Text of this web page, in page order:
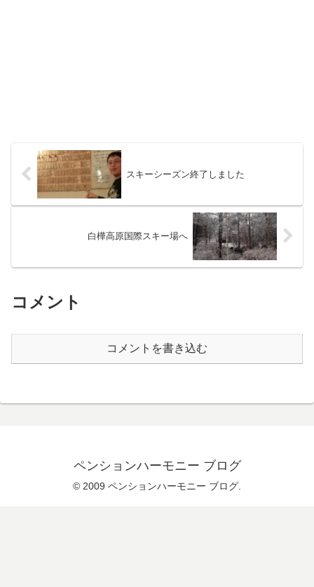
スキーシーズン終了しました
白樺高原国際スキー場へ
コメント
コメントを書き込む
ペンションハーモニー ブログ
© 2009 ペンションハーモニー ブログ.